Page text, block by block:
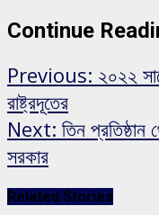
Continue
Previous: ২০২২
রাষ্ট্রদূতের
Next: তিন
সরকার
Related Stories